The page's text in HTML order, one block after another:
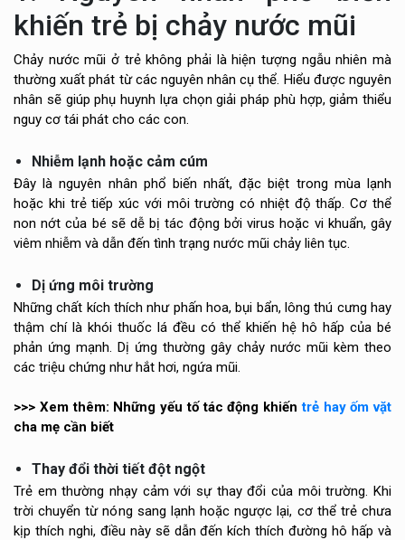
khiến trẻ bị chảy nước mũi
Chảy nước mũi ở trẻ không phải là hiện tượng ngẫu nhiên mà
thường xuất phát từ các nguyên nhân cụ thể. Hiểu được nguyên
nhân sẽ giúp phụ huynh lựa chọn giải pháp phù hợp, giảm thiểu
nguy cơ tái phát cho các con.
Nhiễm lạnh hoặc cảm cúm
Đây là nguyên nhân phổ biến nhất, đặc biệt trong mùa lạnh
hoặc khi trẻ tiếp xúc với môi trường có nhiệt độ thấp. Cơ thể
non nớt của bé sẽ dễ bị tác động bởi virus hoặc vi khuẩn, gây
viêm nhiễm và dẫn đến tình trạng nước mũi chảy liên tục.
Dị ứng môi trường
Những chất kích thích như phấn hoa, bụi bẩn, lông thú cưng hay
thậm chí là khói thuốc lá đều có thể khiến hệ hô hấp của bé
phản ứng mạnh. Dị ứng thường gây chảy nước mũi kèm theo
các triệu chứng như hắt hơi, ngứa mũi.
>>> Xem thêm: Những yếu tố tác động khiếntrẻ hay ốm vặt
cha mẹ cần biết
Thay đổi thời tiết đột ngột
Trẻ em thường nhạy cảm với sự thay đổi của môi trường. Khi
trời chuyển từ nóng sang lạnh hoặc ngược lại, cơ thể trẻ chưa
kịp thích nghi, điều này sẽ dẫn đến kích thích đường hô hấp và